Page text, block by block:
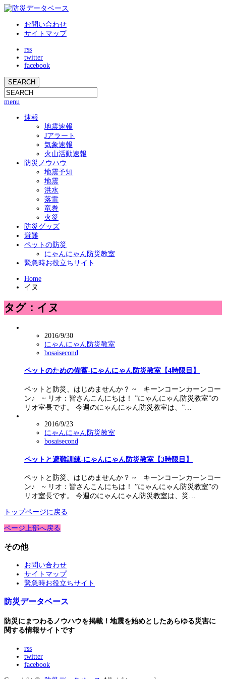
お問い合わせ
サイトマップ
rss
twitter
facebook
menu
速報
地震速報
Jアラート
気象速報
火山活動速報
防災ノウハウ
地震予知
地震
洪水
落雷
竜巻
火災
防災グッズ
避難
ペットの防災
にゃんにゃん防災教室
緊急時お役立ちサイト
Home
イヌ
タグ：イヌ
2016/9/30
にゃんにゃん防災教室
bosaisecond
ペットのための備蓄-にゃんにゃん防災教室【4時限目】
ペットと防災、はじめませんか？ ~ キーンコーンカーンコー
ン♪ ~ リオ：皆さんこんにちは！ ”にゃんにゃん防災教室”の
リオ室長です。 今週のにゃんにゃん防災教室は、”…
2016/9/23
にゃんにゃん防災教室
bosaisecond
ペットと避難訓練-にゃんにゃん防災教室【3時限目】
ペットと防災、はじめませんか？ ~ キーンコーンカーンコー
ン♪ ~ リオ：皆さんこんにちは！ ”にゃんにゃん防災教室”の
リオ室長です。 今週のにゃんにゃん防災教室は、災…
トップページに戻る
ページ上部へ戻る
その他
お問い合わせ
サイトマップ
緊急時お役立ちサイト
防災データベース
防災にまつわるノウハウを掲載！地震を始めとしたあらゆる災害に
関する情報サイトです
rss
twitter
facebook